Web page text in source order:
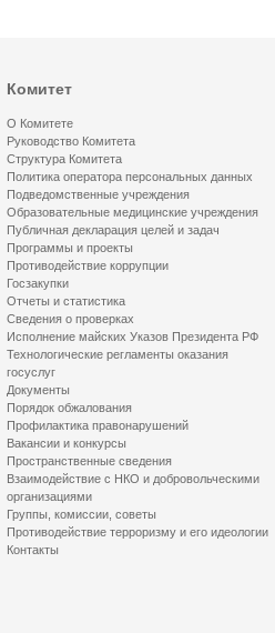
Комитет
О Комитете
Руководство Комитета
Структура Комитета
Политика оператора персональных данных
Подведомственные учреждения
Образовательные медицинские учреждения
Публичная декларация целей и задач
Программы и проекты
Противодействие коррупции
Госзакупки
Отчеты и статистика
Сведения о проверках
Исполнение майских Указов Президента РФ
Технологические регламенты оказания
госуслуг
Документы
Порядок обжалования
Профилактика правонарушений
Вакансии и конкурсы
Пространственные сведения
Взаимодействие с НКО и добровольческими
организациями
Группы, комиссии, советы
Противодействие терроризму и его идеологии
Контакты